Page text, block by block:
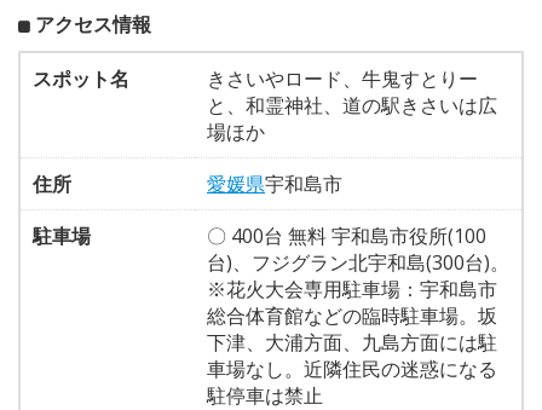
アクセス情報
スポット名
きさいやロード、牛鬼すとりー
と、和霊神社、道の駅きさいは広
場ほか
住所
愛媛県宇和島市
駐車場
〇 400台 無料 宇和島市役所(100
台)、フジグラン北宇和島(300台)。
※花火大会専用駐車場：宇和島市
総合体育館などの臨時駐車場。坂
下津、大浦方面、九島方面には駐
車場なし。近隣住民の迷惑になる
駐停車は禁止